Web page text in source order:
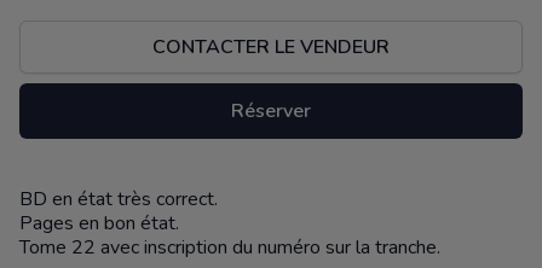
CONTACTER LE VENDEUR
Réserver
Description
BD en état très correct.
Pages en bon état.
Tome 22 avec inscription du numéro sur la tranche.